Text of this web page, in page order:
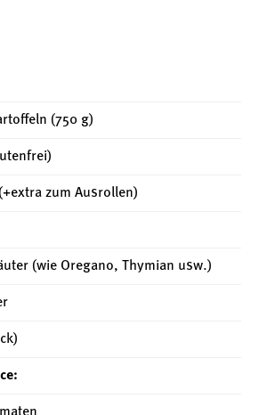
(750 g)
zum Ausrollen)
(wie Oregano, Thymian usw.)